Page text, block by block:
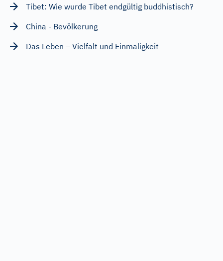
Tibet: Wie wurde Tibet endgültig buddhistisch?
China - Bevölkerung
Das Leben – Vielfalt und Einmaligkeit